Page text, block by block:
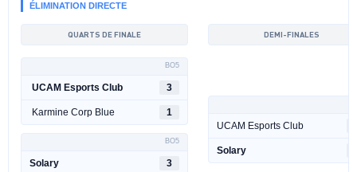
ÉLIMINATION DIRECTE
QUARTS DE FINALE DEMI-FINALES
BO5
UCAM Esports Club 3
Karmine Corp Blue 1
BO5
Solary 3
UCAM Esports Club
Solary